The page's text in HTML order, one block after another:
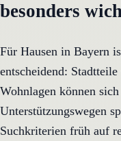
besonders
Für Hausen in Bayern
entscheidend:
Wohnlagen können
Unterstützungswegen
Suchkriterien früh auf